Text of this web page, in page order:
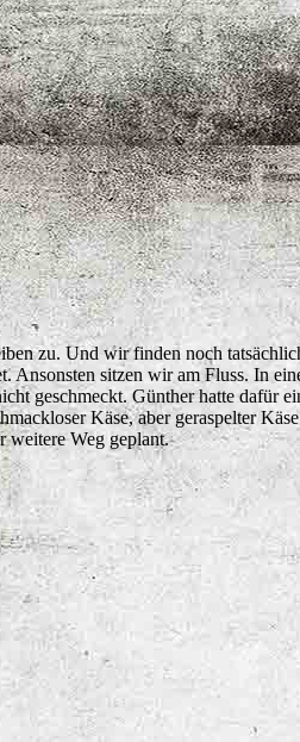
zu. Und wir finden noch
Ansonsten sitzen wir am Fluss. In
geschmeckt. Günther hatte dafür
Käse, aber geraspelter
weitere Weg geplant.